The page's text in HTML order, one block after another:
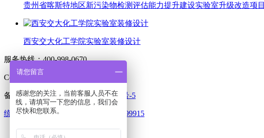
贵州省喀斯特地区新污染物检测评估能力提升建设实验室升级改造项目
西安交大化工学院实验室装修设计
服务热线：400-998-0670
Copyright © 2023-2028 科艺普集团
备案/许可证编号 粤ICP备12071761号-5
统一社会信用代码：914406077429799915
网站首页
请您留言
感谢您的关注，当前客服人员不在
线，请填写一下您的信息，我们会
尽快和您联系。